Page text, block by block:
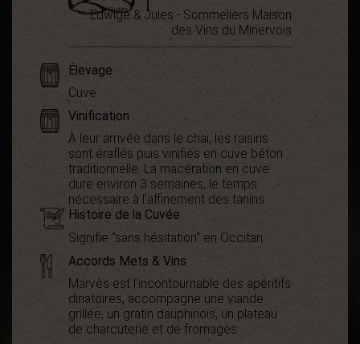
Edwige & Jules - Sommeliers Maison
des Vins du Minervois
Élevage
Cuve
Vinification
À leur arrivée dans le chai, les raisins
sont éraflés puis vinifiés en cuve béton
traditionnelle. La macération en cuve
dure environ 3 semaines, le temps
nécessaire à l’affinement des tanins
Histoire de la Cuvée
Signifie "sans hésitation" en Occitan
Accords Mets & Vins
Marvès est l’incontournable des apéritifs
dinatoires, accompagne une viande
grillée, un gratin dauphinois, un plateau
de charcuterie et de fromages